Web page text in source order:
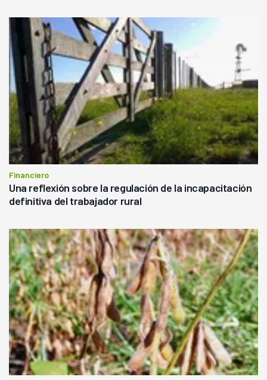
Financiero
Una reflexión sobre la regulación de la incapacitación
definitiva del trabajador rural